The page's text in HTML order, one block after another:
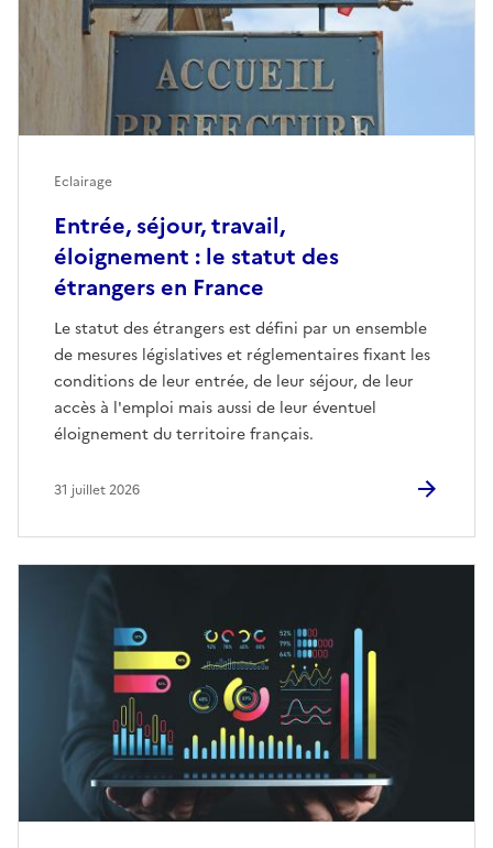
Entrée, séjour, travail,
éloignement : le statut des
étrangers en France
Le statut des étrangers est défini par un ensemble
de mesures législatives et réglementaires fixant les
conditions de leur entrée, de leur séjour, de leur
accès à l'emploi mais aussi de leur éventuel
éloignement du territoire français.
Eclairage
31 juillet 2026